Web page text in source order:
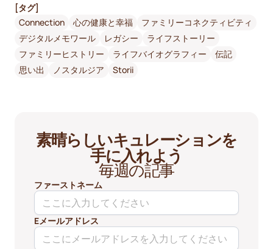
[タグ]
Connection
心の健康と幸福
ファミリーコネクティビティ
デジタルメモワール
レガシー
ライフストーリー
ファミリーヒストリー
ライフバイオグラフィー
伝記
思い出
ノスタルジア Storii
素晴らしいキュレーションを
手に入れよう
毎週の記事
ファーストネーム
Eメールアドレス